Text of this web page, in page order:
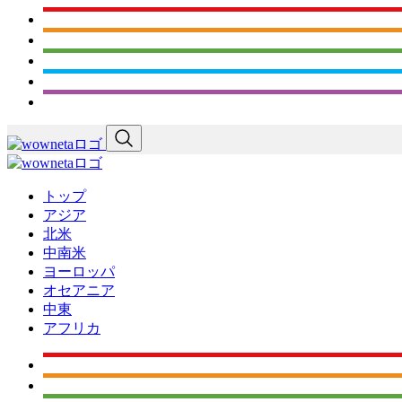
トップ
アジア
北米
中南米
ヨーロッパ
オセアニア
中東
アフリカ